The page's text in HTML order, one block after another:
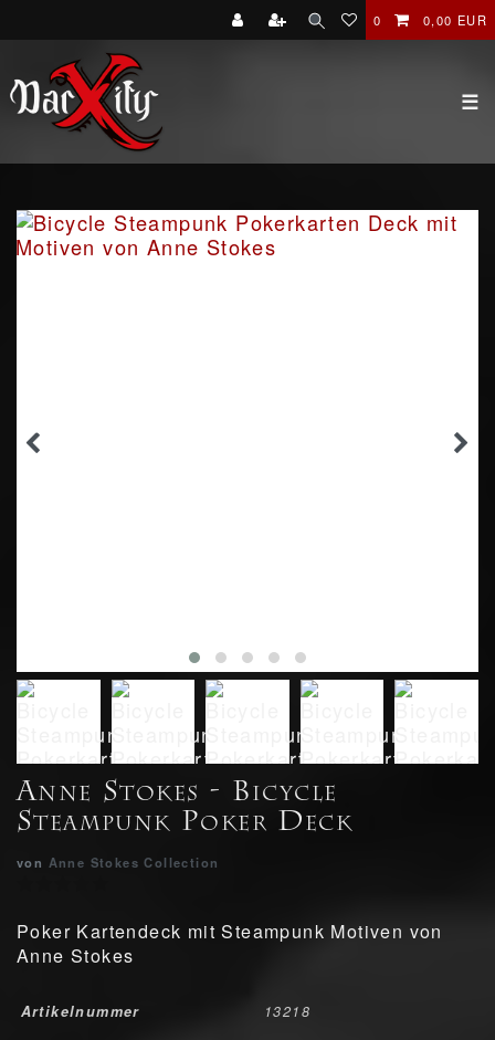
0 0,00 EUR
☰
Anne Stokes - Bicycle
Steampunk Poker Deck
von Anne Stokes Collection
Poker Kartendeck mit Steampunk Motiven von
Anne Stokes
Artikelnummer 13218